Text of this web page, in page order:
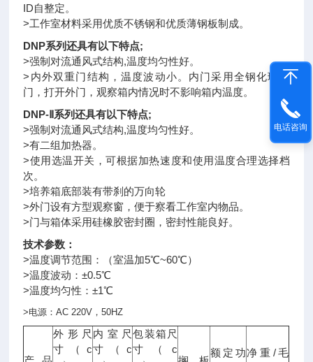
ID自整定。
>工作室材料采用优质不锈钢和优质薄钢板制成。
DNP系列还具有以下特点;
>强制对流通风式结构,温度均匀性好。
>内外双重门结构，温度波动小。内门采用全钢化玻璃
门，打开外门，观察箱内情况时不影响箱内温度。
DNP-Ⅱ系列还具有以下特点;
>强制对流通风式结构,温度均匀性好。
>有二组加热器。
>使用选温开关，可根据加热速度和使用温度合理选择档
次。
>培养箱底部装有带刹的万向轮
>外门设有方型观察窗，便于察看工作室内物品。
>门与箱体采用硅橡胶密封圈，密封性能良好。
技术参数：
>温度调节范围：（室温加5℃~60℃）
>温度波动：±0.5℃
>温度均匀性：±1℃
>电源：AC 220V ，50HZ
外形尺
寸（c
内室尺
寸（c
包装箱尺
寸（c
额定功净重 /毛
电话咨询